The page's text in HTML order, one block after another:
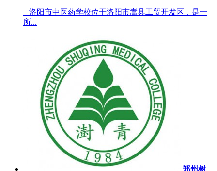
洛阳市中医药学校位于洛阳市嵩县工贸开发区，是一
所...
郑州树